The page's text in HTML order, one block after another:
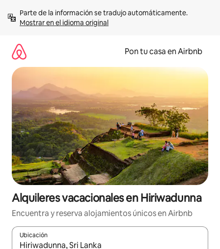
contenidoMostrar en el idioma original
Pon tu casa en Airbnb
Alquileres vacacionales en Hiriwadunna
Encuentra y reserva alojamientos únicos en Airbnb
Ubicación
Cuando los resultados estén disponibles, navega con las